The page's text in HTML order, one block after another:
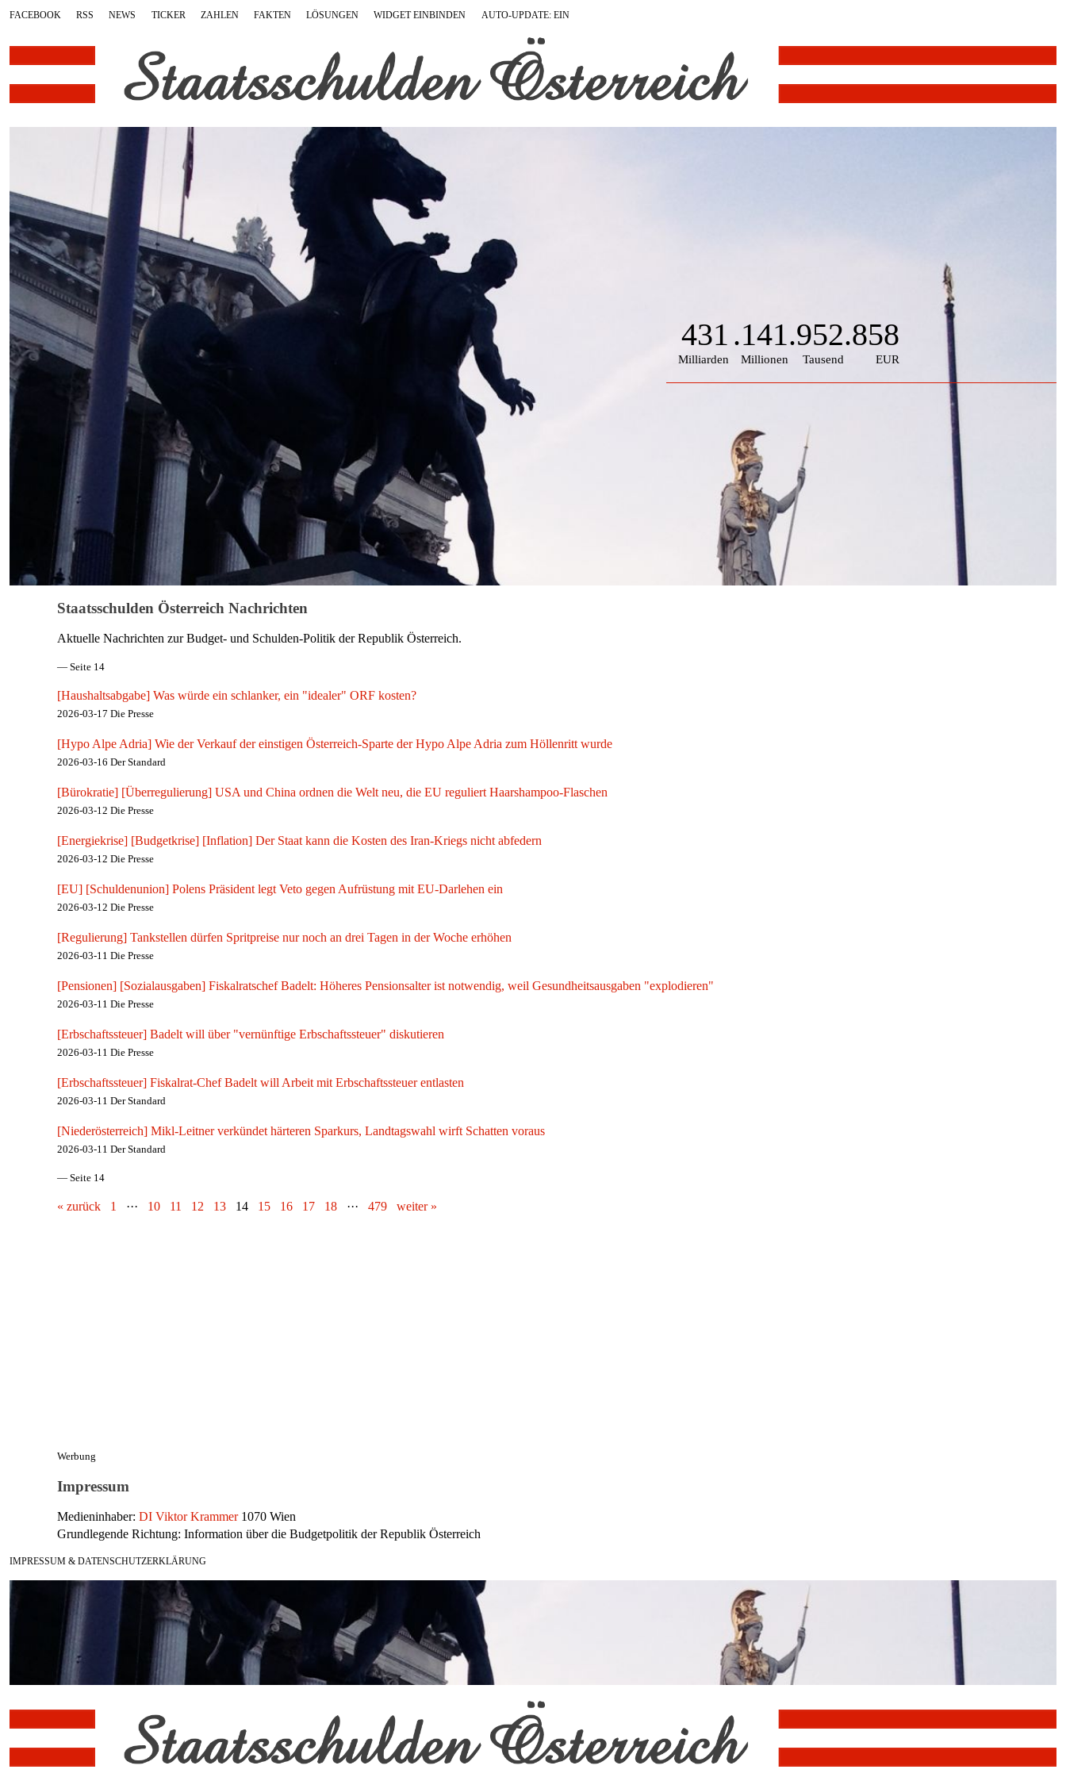
FACEBOOK RSS NEWS TICKER ZAHLEN FAKTEN LÖSUNGEN WIDGET EINBINDEN AUTO-UPDATE: EIN
.547
EUR
.953
Tausend
.141
Millionen
431
Milliarden
Staatsschulden Österreich Nachrichten
Aktuelle Nachrichten zur Budget- und Schulden-Politik der Republik Österreich.
— Seite 14
[Haushaltsabgabe] Was würde ein schlanker, ein "idealer" ORF kosten?
2026-03-17 Die Presse
[Hypo Alpe Adria] Wie der Verkauf der einstigen Österreich-Sparte der Hypo Alpe Adria zum Höllenritt wurde
2026-03-16 Der Standard
[Bürokratie] [Überregulierung] USA und China ordnen die Welt neu, die EU reguliert Haarshampoo-Flaschen
2026-03-12 Die Presse
[Energiekrise] [Budgetkrise] [Inflation] Der Staat kann die Kosten des Iran-Kriegs nicht abfedern
2026-03-12 Die Presse
[EU] [Schuldenunion] Polens Präsident legt Veto gegen Aufrüstung mit EU-Darlehen ein
2026-03-12 Die Presse
[Regulierung] Tankstellen dürfen Spritpreise nur noch an drei Tagen in der Woche erhöhen
2026-03-11 Die Presse
[Pensionen] [Sozialausgaben] Fiskalratschef Badelt: Höheres Pensionsalter ist notwendig, weil Gesundheitsausgaben "explodieren"
2026-03-11 Die Presse
[Erbschaftssteuer] Badelt will über "vernünftige Erbschaftssteuer" diskutieren
2026-03-11 Die Presse
[Erbschaftssteuer] Fiskalrat-Chef Badelt will Arbeit mit Erbschaftssteuer entlasten
2026-03-11 Der Standard
[Niederösterreich] Mikl-Leitner verkündet härteren Sparkurs, Landtagswahl wirft Schatten voraus
2026-03-11 Der Standard
— Seite 14
« zurück 1 ··· 10 11 12 13 14 15 16 17 18 ··· 479 weiter »
Werbung
Impressum
Medieninhaber: DI Viktor Krammer1070 Wien
Grundlegende Richtung: Information über die Budgetpolitik der Republik Österreich
IMPRESSUM & DATENSCHUTZERKLÄRUNG